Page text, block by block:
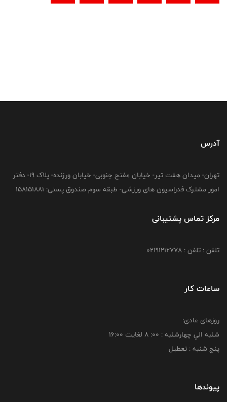
آدرس
تهران- میدان هفت تیر- خیابان مفتح جنوبی- خیابان ورزنده- پلاک 19- دفتر
امور مشترک فدراسیون های ورزشی- طبقه سوم صندوق پستی: 158151881
مرکز تماس پشتیبانی
تلفن : تلفن : 02191212778
ساعات کار
روزهای عادی:
شنبه الي چهارشنبه : 00: 8 لغايت 16:00
پنج شنبه : تعطیل
پیوندها